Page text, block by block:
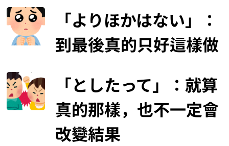
「よりほかはない」：
到最後真的只好這樣做
「としたって」：就算
真的那樣，也不一定會
改變結果